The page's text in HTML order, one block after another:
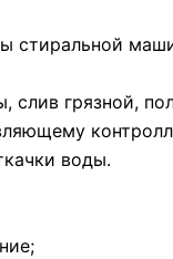
стиральной
грязной,
воды.